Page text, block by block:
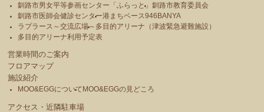
釧路市男女平等参画センター「ふらっと」釧路市教育委員会
釧路市医師会健診センター港まちベース946BANYA
ラプラース～交流広場～ 多目的アリーナ（津波緊急避難施設）
多目的アリーナ利用予定表
営業時間のご案内
フロアマップ
施設紹介
MOO&EGGについて MOO&EGGの見どころ
アクセス・近隣駐車場